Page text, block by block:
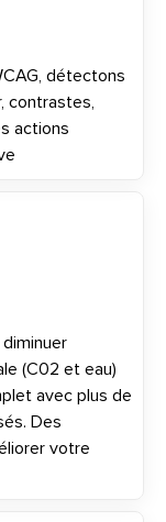
détectons
contrastes,
actions
(C02 et eau)
avec plus de
Des
votre